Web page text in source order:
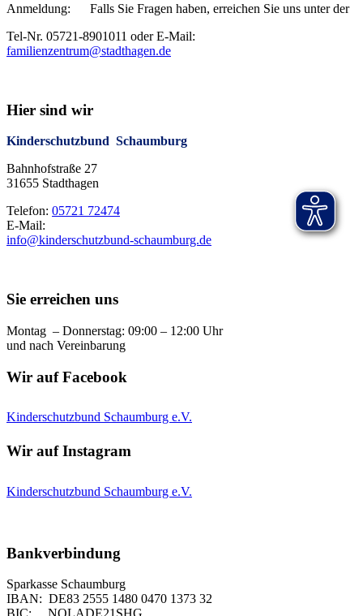
Anmeldung: Falls Sie Fragen haben, erreichen Sie uns unter der
Tel-Nr. 05721-8901011 oder E-Mail:
familienzentrum@stadthagen.de
Hier sind wir
Kinderschutzbund Schaumburg
Bahnhofstraße 27
31655 Stadthagen
Telefon: 05721 72474
E-Mail:
info@kinderschutzbund-schaumburg.de
Sie erreichen uns
Montag – Donnerstag: 09:00 – 12:00 Uhr
und nach Vereinbarung
Wir auf Facebook
Kinderschutzbund Schaumburg e.V.
Wir auf Instagram
Kinderschutzbund Schaumburg e.V.
Bankverbindung
Sparkasse Schaumburg
IBAN: DE83 2555 1480 0470 1373 32